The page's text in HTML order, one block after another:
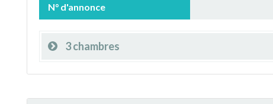
N° d'annonce
3 chambres